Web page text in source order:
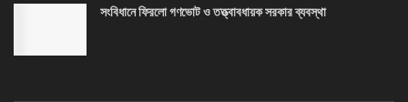
সংবিধানে ফিরলো গণভোট ও তত্ত্বাবধায়ক সরকার ব্যবস্থা